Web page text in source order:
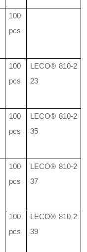
100
pcs
100
pcs
LECO® 810-2
23
100
pcs
LECO® 810-2
35
100
pcs
LECO® 810-2
37
100
pcs
LECO® 810-2
39